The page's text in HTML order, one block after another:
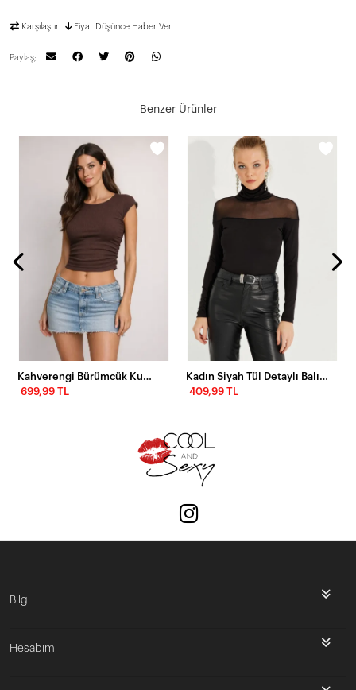
Karşılaştır Fiyat Düşünce Haber Ver
Paylaş;
Benzer Ürünler
699,99 TL
409,99 TL
Bilgi
Hesabım